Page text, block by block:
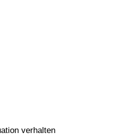
verhalten